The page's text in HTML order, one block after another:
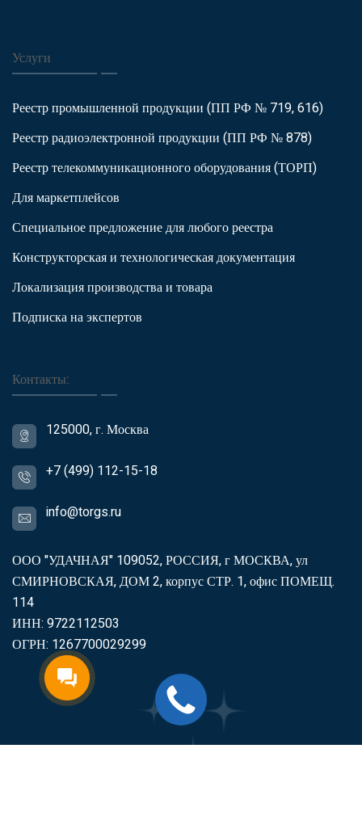
Услуги
Реестр промышленной продукции (ПП РФ № 719, 616)
Реестр радиоэлектронной продукции (ПП РФ № 878)
Реестр телекоммуникационного оборудования (ТОРП)
Для маркетплейсов
Специальное предложение для любого реестра
Конструкторская и технологическая документация
Локализация производства и товара
Подписка на экспертов
Контакты:
125000, г. Москва
+7 (499) 112-15-18
info@torgs.ru
ООО "УДАЧНАЯ" 109052, РОССИЯ, г МОСКВА, ул
СМИРНОВСКАЯ, ДОМ 2, корпус СТР. 1, офис ПОМЕЩ.
114
ИНН: 9722112503
ОГРН: 1267700029299